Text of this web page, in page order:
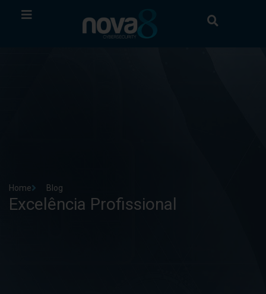
Home Blog
Excelência Profissional